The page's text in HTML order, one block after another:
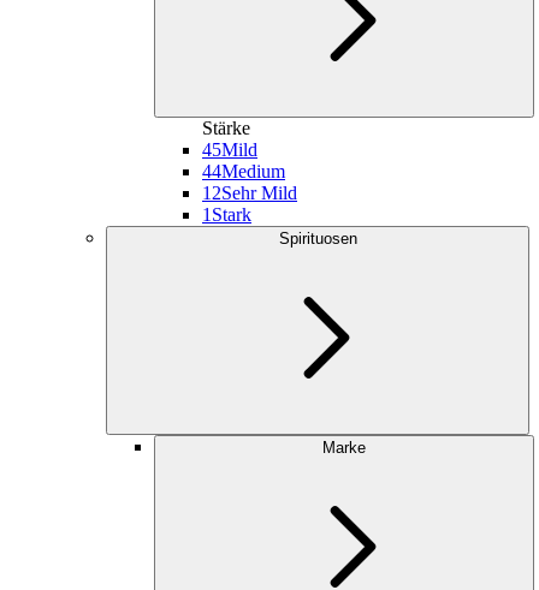
Stärke
45Mild
44Medium
12Sehr Mild
1 Stark
Spirituosen
Marke